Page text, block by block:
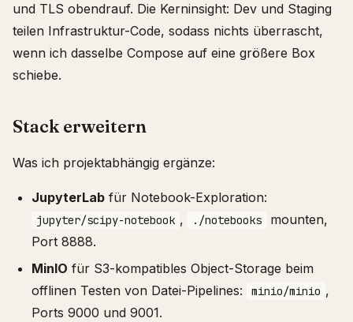
und TLS obendrauf. Die Kerninsight: Dev und Staging
teilen Infrastruktur-Code, sodass nichts überrascht,
wenn ich dasselbe Compose auf eine größere Box
schiebe.
Stack erweitern
Was ich projektabhängig ergänze:
JupyterLab für Notebook-Exploration:
jupyter/scipy-notebook , ./notebooks
mounten,
Port 8888.
MinIO für S3-kompatibles Object-Storage beim
offlinen Testen von Datei-Pipelines:
minio/minio ,
Ports 9000 und 9001.